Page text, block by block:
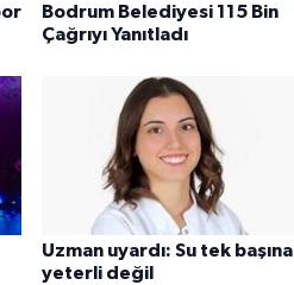
Bodrum Belediyesi 115 Bin
Çağrıyı Yanıtladı
Uzman uyardı: Su tek başına
yeterli değil